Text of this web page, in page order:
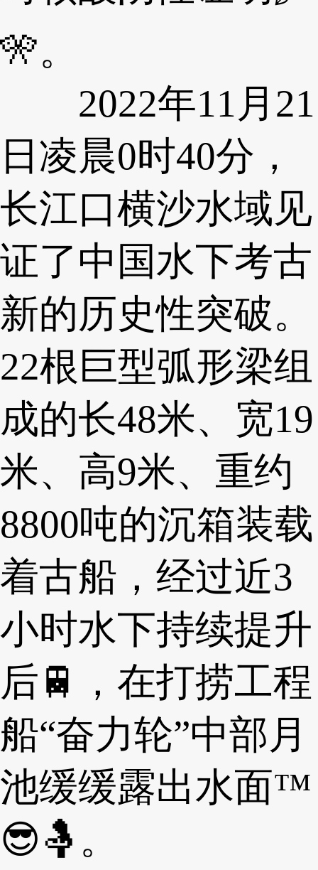
🎌。
2022年11月21
日凌晨0时40分，
长江口横沙水域见
证了中国水下考古
新的历史性突破。
22根巨型弧形梁组
成的长48米、宽19
米、高9米、重约
8800吨的沉箱装载
着古船，经过近3
小时水下持续提升
后🚆，在打捞工程
船“奋力轮”中部月
池缓缓露出水面™
😎🤱。